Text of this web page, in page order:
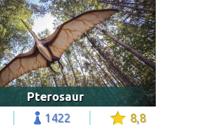
Pterosaur
1422 8,8